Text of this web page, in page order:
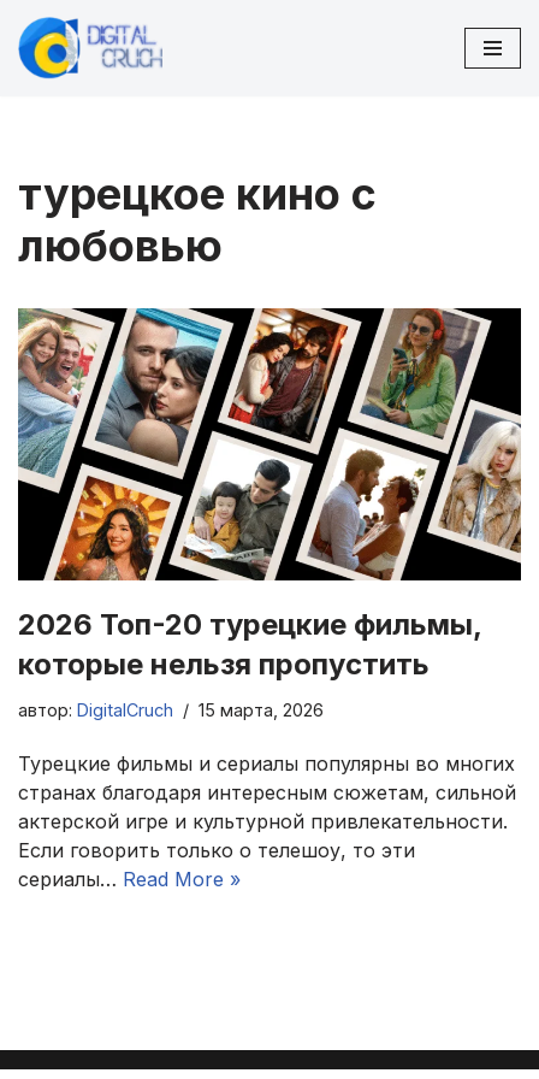
Перейти
турецкое кино с
любовью
2026 Топ-20 турецкие фильмы,
которые нельзя пропустить
автор: DigitalCruch 15 марта, 2026
Турецкие фильмы и сериалы популярны во многих
странах благодаря интересным сюжетам, сильной
актерской игре и культурной привлекательности.
Если говорить только о телешоу, то эти
сериалы… Read More »